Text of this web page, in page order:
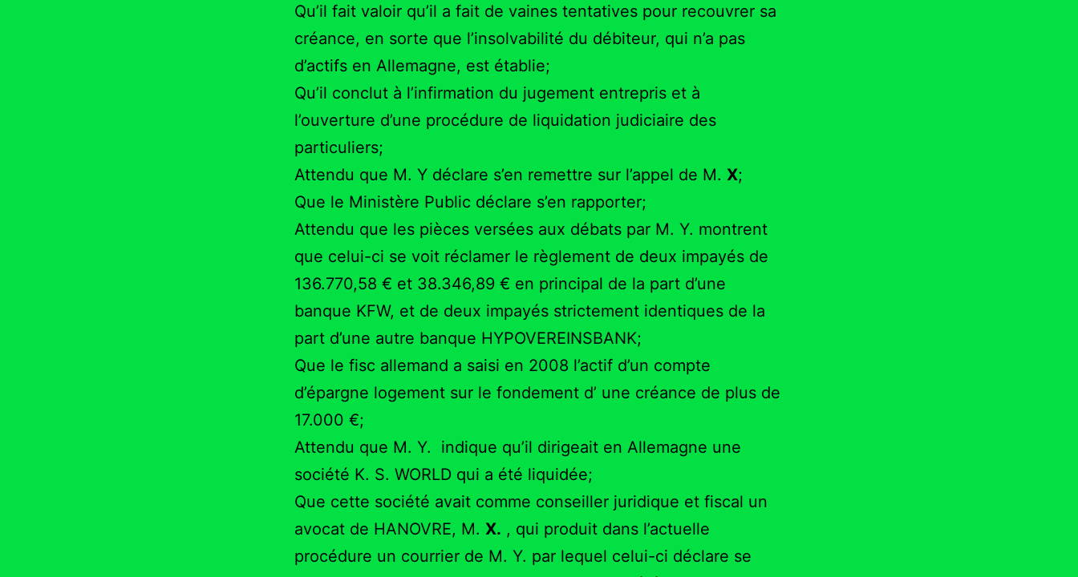
Qu’il fait valoir qu’il a fait de vaines tentatives pour recouvrer sa
créance, en sorte que l’insolvabilité du débiteur, qui n’a pas
d’actifs en Allemagne, est établie;
Qu’il conclut à l’infirmation du jugement entrepris et à
l’ouverture d’une procédure de liquidation judiciaire des
particuliers;
Attendu que M. Y déclare s’en remettre sur l’appel de M. X;
Que le Ministère Public déclare s’en rapporter;
Attendu que les pièces versées aux débats par M. Y. montrent
que celui-ci se voit réclamer le règlement de deux impayés de
136.770,58 € et 38.346,89 € en principal de la part d’une
banque KFW, et de deux impayés strictement identiques de la
part d’une autre banque HYPOVEREINSBANK;
Que le fisc allemand a saisi en 2008 l’actif d’un compte
d’épargne logement sur le fondement d’ une créance de plus de
17.000 €;
Attendu que M. Y. indique qu’il dirigeait en Allemagne une
société K. S. WORLD qui a été liquidée;
Que cette société avait comme conseiller juridique et fiscal un
avocat de HANOVRE, M. X. , qui produit dans l’actuelle
procédure un courrier de M. Y. par lequel celui-ci déclare se